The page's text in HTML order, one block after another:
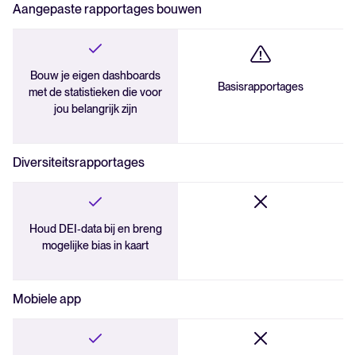
Aangepaste rapportages bouwen
Bouw je eigen dashboards
met de statistieken die voor
jou belangrijk zijn
Basisrapportages
Diversiteitsrapportages
Houd DEI‑data bij en breng
mogelijke bias in kaart
Mobiele app